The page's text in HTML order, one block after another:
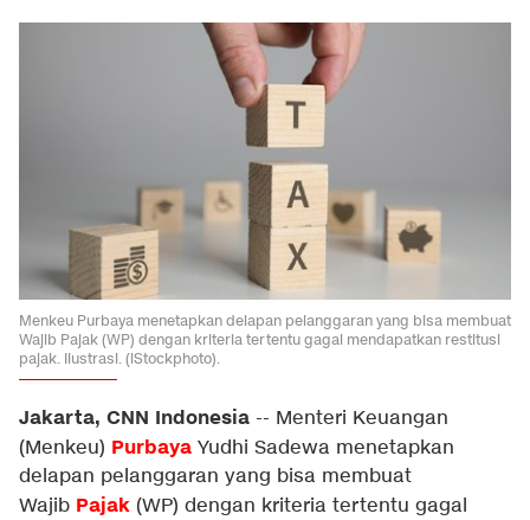
Menkeu Purbaya menetapkan delapan pelanggaran yang bisa membuat
Wajib Pajak (WP) dengan kriteria tertentu gagal mendapatkan restitusi
pajak. Ilustrasi. (iStockphoto).
Jakarta, CNN Indonesia -- Menteri Keuangan
(Menkeu) Purbaya Yudhi Sadewa menetapkan
delapan pelanggaran yang bisa membuat
Wajib Pajak (WP) dengan kriteria tertentu gagal